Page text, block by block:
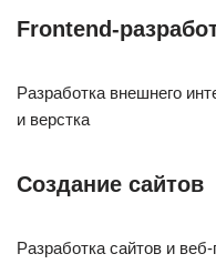
Frontend-
Разработка внешнего
и верстка
Создание сайтов
Разработка сайтов и